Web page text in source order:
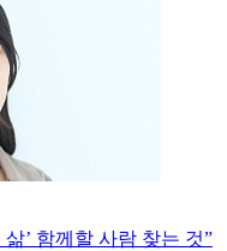
’ 함께할 사람 찾는 것”